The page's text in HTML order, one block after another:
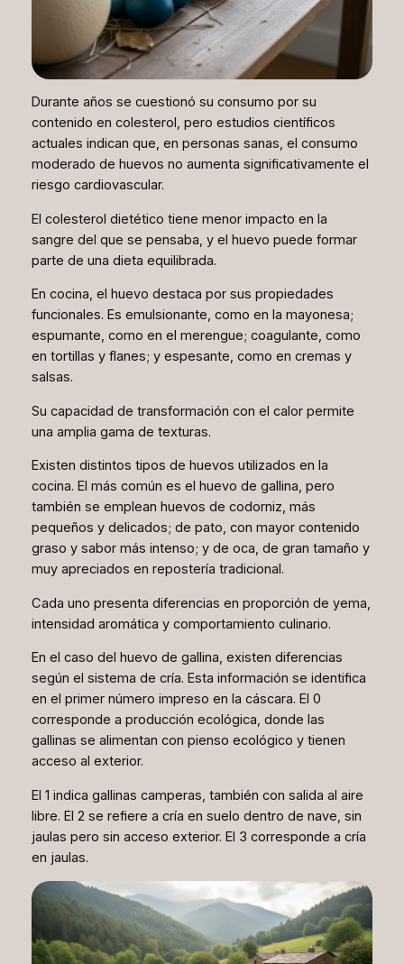
Durante años se cuestionó su consumo por su
contenido en colesterol, pero estudios científicos
actuales indican que, en personas sanas, el consumo
moderado de huevos no aumenta significativamente el
riesgo cardiovascular.
El colesterol dietético tiene menor impacto en la
sangre del que se pensaba, y el huevo puede formar
parte de una dieta equilibrada.
En cocina, el huevo destaca por sus propiedades
funcionales. Es emulsionante, como en la mayonesa;
espumante, como en el merengue; coagulante, como
en tortillas y flanes; y espesante, como en cremas y
salsas.
Su capacidad de transformación con el calor permite
una amplia gama de texturas.
Existen distintos tipos de huevos utilizados en la
cocina. El más común es el huevo de gallina, pero
también se emplean huevos de codorniz, más
pequeños y delicados; de pato, con mayor contenido
graso y sabor más intenso; y de oca, de gran tamaño y
muy apreciados en repostería tradicional.
Cada uno presenta diferencias en proporción de yema,
intensidad aromática y comportamiento culinario.
En el caso del huevo de gallina, existen diferencias
según el sistema de cría. Esta información se identifica
en el primer número impreso en la cáscara. El 0
corresponde a producción ecológica, donde las
gallinas se alimentan con pienso ecológico y tienen
acceso al exterior.
El 1 indica gallinas camperas, también con salida al aire
libre. El 2 se refiere a cría en suelo dentro de nave, sin
jaulas pero sin acceso exterior. El 3 corresponde a cría
en jaulas.